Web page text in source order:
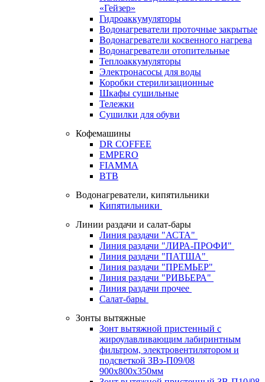
«Гейзер»
Гидроаккумуляторы
Водонагреватели проточные закрытые
Водонагреватели косвенного нагрева
Водонагреватели отопительные
Теплоаккумуляторы
Электронасосы для воды
Коробки стерилизационные
Шкафы сушильные
Тележки
Сушилки для обуви
Кофемашины
DR COFFEE
EMPERO
FIAMMA
BTB
Водонагреватели, кипятильники
Кипятильники
Линии раздачи и салат-бары
Линия раздачи "АСТА"
Линия раздачи "ЛИРА-ПРОФИ"
Линия раздачи "ПАТША"
Линия раздачи "ПРЕМЬЕР"
Линия раздачи "РИВЬЕРА"
Линия раздачи прочее
Салат-бары
Зонты вытяжные
Зонт вытяжной пристенный с
жироулавливающим лабиринтным
фильтром, электровентилятором и
подсветкой ЗВэ-П09/08
900х800х350мм